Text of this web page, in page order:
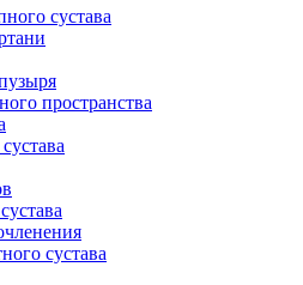
сустава
пространства
сустава